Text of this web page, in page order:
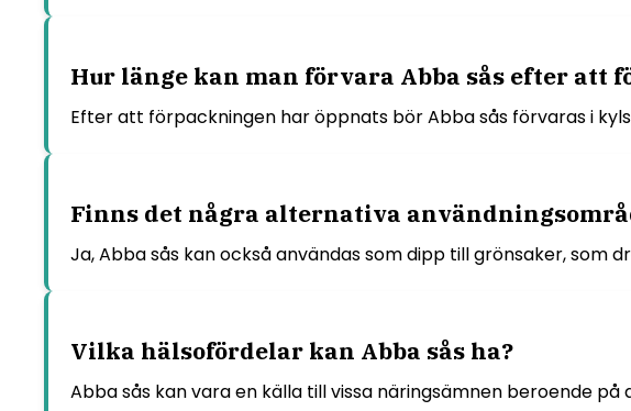
Hur länge kan man förvara Abba sås efter att
Efter att förpackningen har öppnats bör Abba sås förvaras i
Finns det några alternativa
Ja, Abba sås kan också användas som dipp till grönsaker,
Vilka hälsofördelar kan Abba sås ha?
Abba sås kan vara en källa till vissa näringsämnen beroende